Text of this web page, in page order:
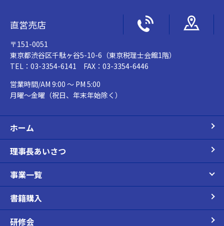
直営売店
〒151-0051
東京都渋谷区千駄ヶ谷5-10-6（東京税理士会館1階）
TEL：03-3354-6141 FAX：03-3354-6446
営業時間/AM 9:00 ～ PM 5:00
月曜～金曜（祝日、年末年始除く）
ホーム
理事長あいさつ
事業一覧
書籍購入
研修会